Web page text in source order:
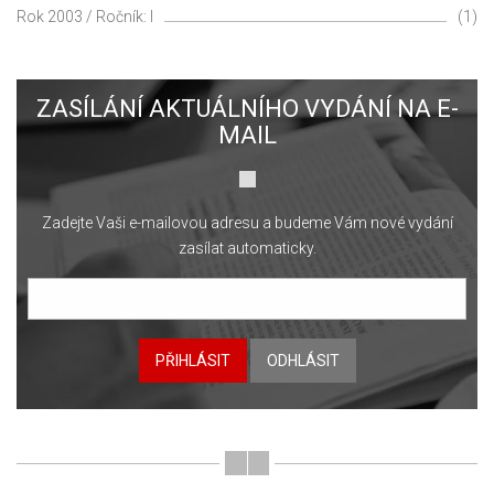
Rok 2003 / Ročník: I (1)
ZASÍLÁNÍ AKTUÁLNÍHO VYDÁNÍ NA E-
MAIL
Zadejte Vaši e-mailovou adresu a budeme Vám nové vydání
zasílat automaticky.
PŘIHLÁSIT ODHLÁSIT